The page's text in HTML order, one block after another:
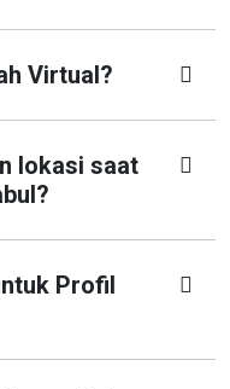
Virtual?
lokasi saat
Profil